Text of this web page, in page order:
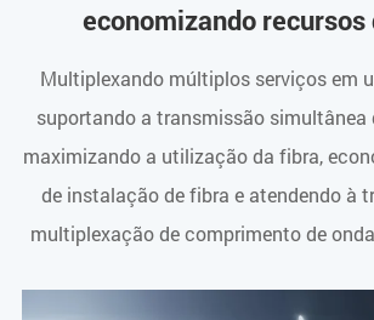
economizando recursos
Multiplexando múltiplos serviços em
suportando a transmissão simultânea
maximizando a utilização da fibra,
de instalação de fibra e atendendo à
multiplexação de comprimento de